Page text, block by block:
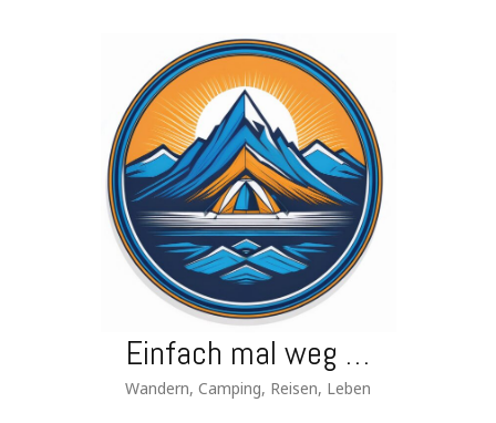
Einfach mal weg …
Wandern, Camping, Reisen, Leben